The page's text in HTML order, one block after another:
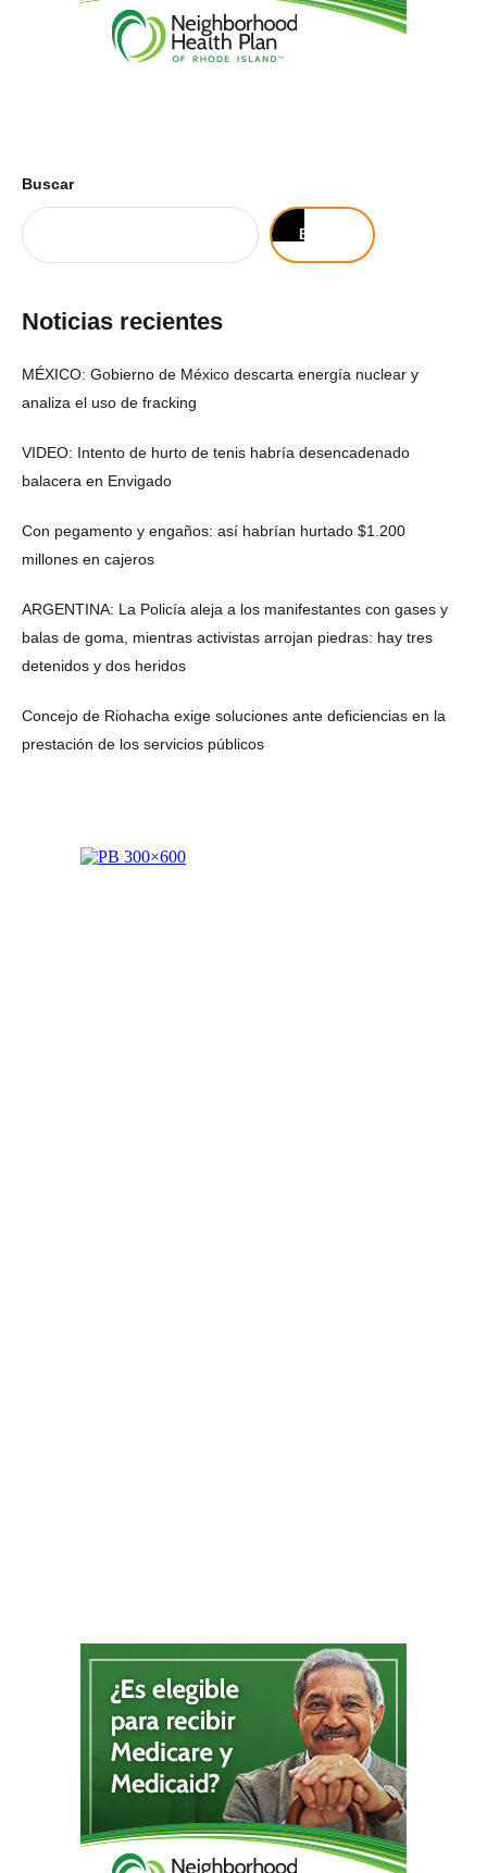
Buscar
Buscar
Noticias recientes
MÉXICO: Gobierno de México descarta energía nuclear y
analiza el uso de fracking
VIDEO: Intento de hurto de tenis habría desencadenado
balacera en Envigado
Con pegamento y engaños: así habrían hurtado $1.200
millones en cajeros
ARGENTINA: La Policía aleja a los manifestantes con gases y
balas de goma, mientras activistas arrojan piedras: hay tres
detenidos y dos heridos
Concejo de Riohacha exige soluciones ante deficiencias en la
prestación de los servicios públicos